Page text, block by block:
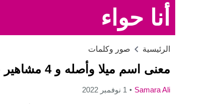
أنا حواء
الرئيسية صور وكلمات
معنى اسم ميلا وأصله و 4 مشاهير باسم ميلا
Samara Ali 1 نوفمبر 2022